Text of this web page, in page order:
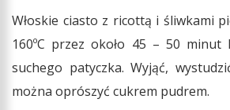
Włoskie ciasto z ricottą i śliwkami
160ºC przez około 45 – 50 minut
suchego patyczka. Wyjąć,
można oprószyć cukrem pudrem.